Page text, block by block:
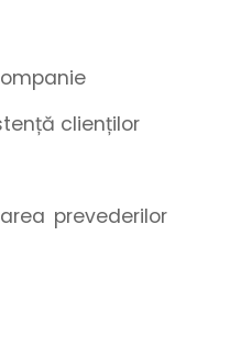
clienților
prevederilor